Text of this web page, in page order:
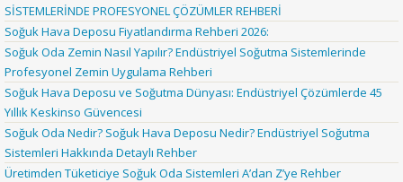
SİSTEMLERİNDE PROFESYONEL ÇÖZÜMLER REHBERİ
Soğuk Hava Deposu Fiyatlandırma Rehberi 2026:
Soğuk Oda Zemin Nasıl Yapılır? Endüstriyel Soğutma Sistemlerinde
Profesyonel Zemin Uygulama Rehberi
Soğuk Hava Deposu ve Soğutma Dünyası: Endüstriyel Çözümlerde 45
Yıllık Keskinso Güvencesi
Soğuk Oda Nedir? Soğuk Hava Deposu Nedir? Endüstriyel Soğutma
Sistemleri Hakkında Detaylı Rehber
Üretimden Tüketiciye Soğuk Oda Sistemleri A’dan Z’ye Rehber